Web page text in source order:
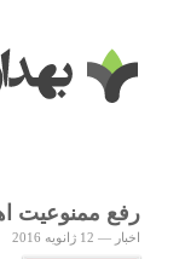
رفع ممنوعیت
اخبار — 12 ژانویه 2016